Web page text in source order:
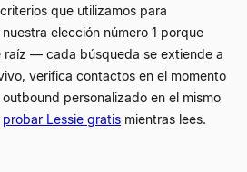
que utilizamos para
elección número 1 porque
raíz — cada búsqueda se extiende a
verifica contactos en el momento
personalizado en el mismo
probar Lessie gratis mientras lees.